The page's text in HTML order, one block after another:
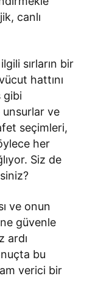
canlı
sırların bir
hattını
gibi
ve
seçimleri,
her
Siz de
ve onun
güvenle
ardı
bu
verici bir